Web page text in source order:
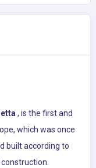
, is the first and
which was once
built according to